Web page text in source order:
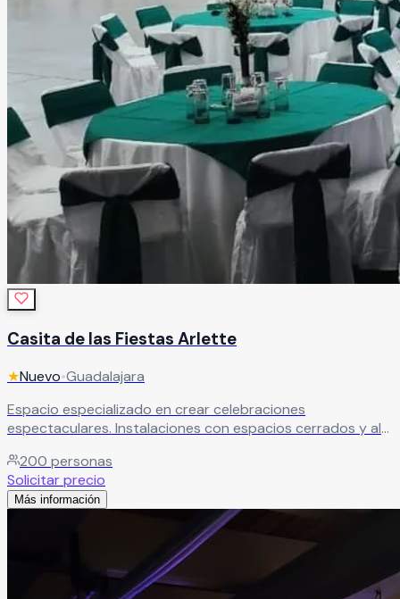
Casita de las Fiestas Arlette
★Nuevo•Guadalajara
Espacio especializado en crear celebraciones
espectaculares. Instalaciones con espacios cerrados y al
personalizados de calidad.
200 personas
Solicitar precio
Más información